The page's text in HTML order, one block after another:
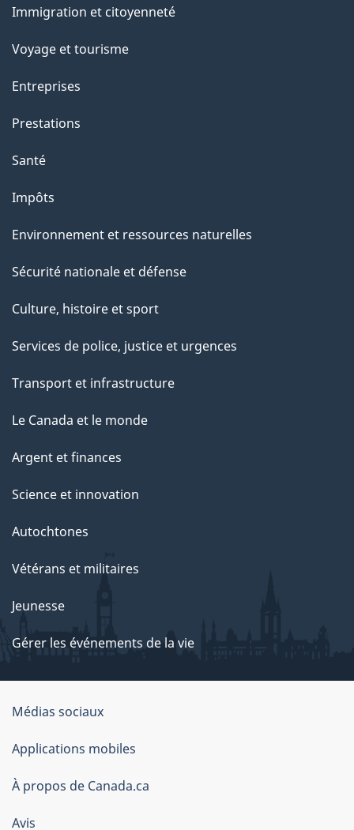
sujets
Immigration et citoyenneté
Voyage et tourisme
Entreprises
Prestations
Santé
Impôts
Environnement et ressources naturelles
Sécurité nationale et défense
Culture, histoire et sport
Services de police, justice et urgences
Transport et infrastructure
Le Canada et le monde
Argent et finances
Science et innovation
Autochtones
Vétérans et militaires
Jeunesse
Gérer les événements de la vie
Organisation
du
gouvernement
du
Canada
Médias sociaux
Applications mobiles
À propos de Canada.ca
Avis